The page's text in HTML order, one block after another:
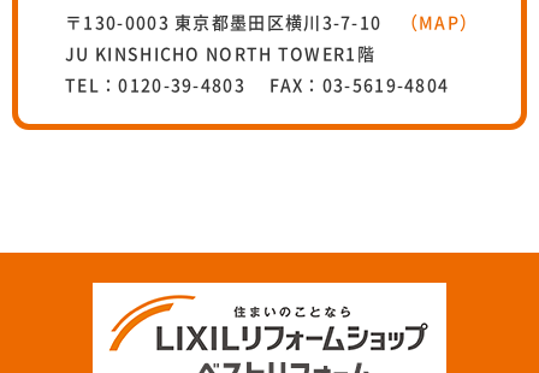
〒130-0003 東京都墨田区横川3-7-10
（MAP）
JU KINSHICHO NORTH TOWER1階
TEL：0120-39-4803 FAX：03-5619-4804